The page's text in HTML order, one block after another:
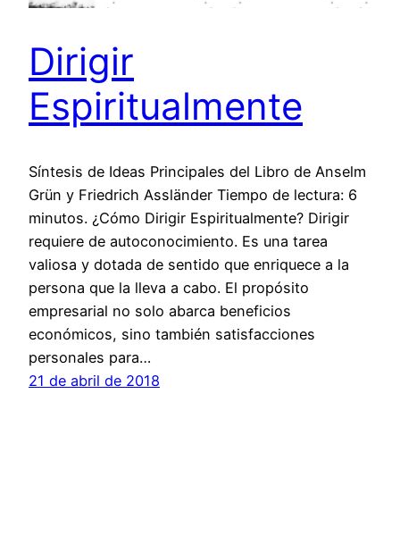
Dirigir
Espiritualmente
Síntesis de Ideas Principales del Libro de Anselm
Grün y Friedrich Assländer Tiempo de lectura: 6
minutos. ¿Cómo Dirigir Espiritualmente? Dirigir
requiere de autoconocimiento. Es una tarea
valiosa y dotada de sentido que enriquece a la
persona que la lleva a cabo. El propósito
empresarial no solo abarca beneficios
económicos, sino también satisfacciones
personales para…
21 de abril de 2018